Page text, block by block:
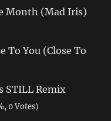
Month (Mad Iris)
To You (Close To
STILL Remix
0 Votes)